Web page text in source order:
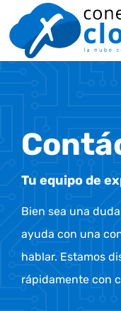
to
content
Tu equipo de
Bien sea una
ayuda con una
hablar. Estamos
rápidamente con